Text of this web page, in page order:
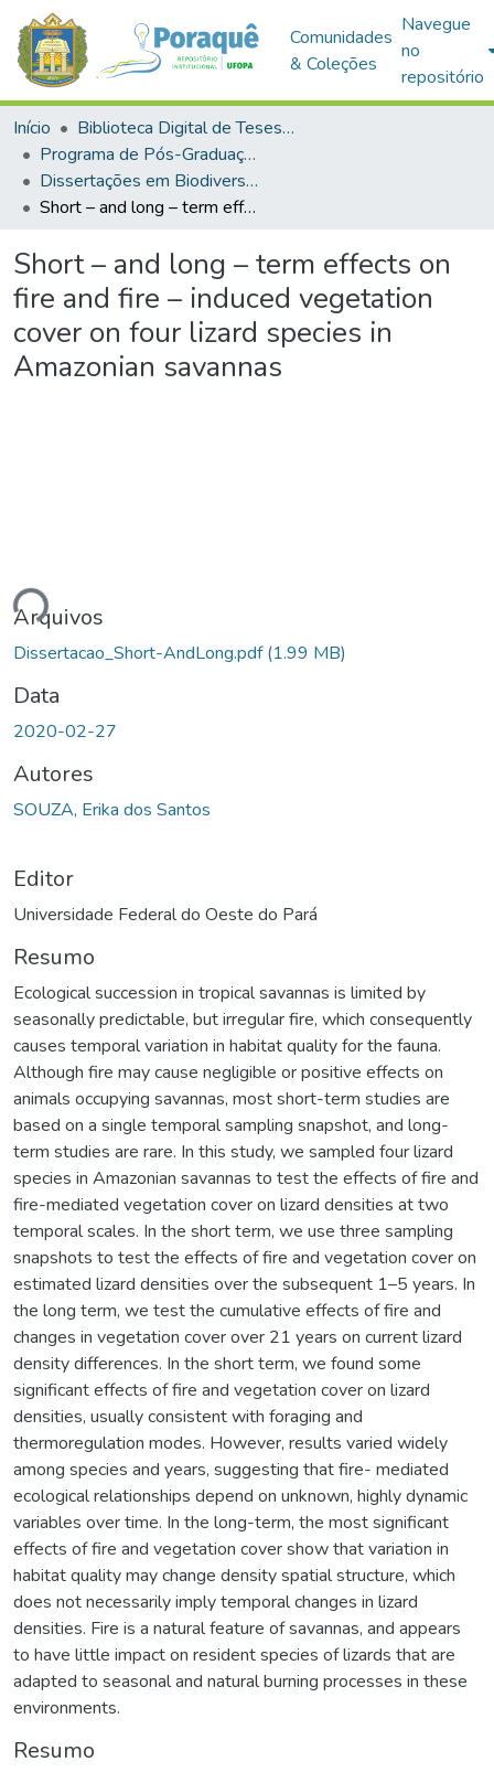
Comunidades
& Coleções
Navegue
no
repositório
Início
Biblioteca Digital de Teses e Dissertações (BDTD)
Programa de Pós-Graduação em Biodiversidade (PPGBEES)
Dissertações em Biodiversidade (Mestrado)
Short – and long – term effects on fire and fire – induced vegetation cover on four lizard species in Amazonian savannas
Short – and long – term effects on
fire and fire – induced vegetation
cover on four lizard species in
Amazonian savannas
Arquivos
Dissertacao_Short-AndLong.pdf(1.99 MB)
Data
2020-02-27
Autores
SOUZA, Erika dos Santos
Editor
Universidade Federal do Oeste do Pará
Resumo
Ecological succession in tropical savannas is limited by
seasonally predictable, but irregular fire, which consequently
causes temporal variation in habitat quality for the fauna.
Although fire may cause negligible or positive effects on
animals occupying savannas, most short-term studies are
based on a single temporal sampling snapshot, and long-
term studies are rare. In this study, we sampled four lizard
species in Amazonian savannas to test the effects of fire and
fire-mediated vegetation cover on lizard densities at two
temporal scales. In the short term, we use three sampling
snapshots to test the effects of fire and vegetation cover on
estimated lizard densities over the subsequent 1–5 years. In
the long term, we test the cumulative effects of fire and
changes in vegetation cover over 21 years on current lizard
density differences. In the short term, we found some
significant effects of fire and vegetation cover on lizard
densities, usually consistent with foraging and
thermoregulation modes. However, results varied widely
among species and years, suggesting that fire- mediated
ecological relationships depend on unknown, highly dynamic
variables over time. In the long-term, the most significant
effects of fire and vegetation cover show that variation in
habitat quality may change density spatial structure, which
does not necessarily imply temporal changes in lizard
densities. Fire is a natural feature of savannas, and appears
to have little impact on resident species of lizards that are
adapted to seasonal and natural burning processes in these
environments.
Resumo